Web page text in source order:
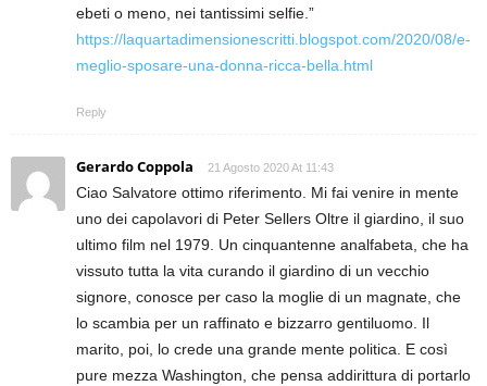
ebeti o meno, nei tantissimi selfie.”
https://laquartadimensionescritti.blogspot.com/2020/08/e-
meglio-sposare-una-donna-ricca-bella.html
Reply
Gerardo Coppola 21 Agosto 2020 At 11:43
Ciao Salvatore ottimo riferimento. Mi fai venire in mente
uno dei capolavori di Peter Sellers Oltre il giardino, il suo
ultimo film nel 1979. Un cinquantenne analfabeta, che ha
vissuto tutta la vita curando il giardino di un vecchio
signore, conosce per caso la moglie di un magnate, che
lo scambia per un raffinato e bizzarro gentiluomo. Il
marito, poi, lo crede una grande mente politica. E così
pure mezza Washington, che pensa addirittura di portarlo